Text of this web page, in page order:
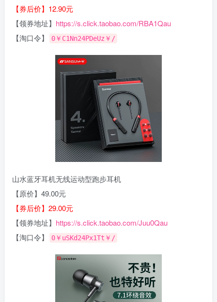
【券后价】12.90元
【领券地址】 https://s.click.taobao.com/RBA1Qau
【淘口令】
0￥C1Nn24PDeUz￥/
山水蓝牙耳机无线运动型跑步耳机
【原价】49.00元
【券后价】29.00元
【领券地址】 https://s.click.taobao.com/Juu0Qau
【淘口令】
0￥uSKd24Px1Tt￥/